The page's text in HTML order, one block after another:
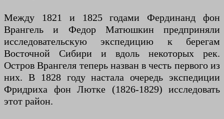
Между 1821 и 1825 годами Фердинанд фон
Врангель и Федор Матюшкин предприняли
исследовательскую экспедицию к берегам
Восточной Сибири и вдоль некоторых рек.
Остров Врангеля теперь назван в честь первого из
них. В 1828 году настала очередь экспедиции
Фридриха фон Лютке (1826-1829) исследовать
этот район.